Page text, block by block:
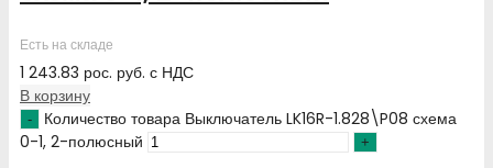
Есть на складе
1 243.83 рос. руб. с НДС
В корзину
Количество товара Выключатель LK16R-1.828\P08 схема
0-1, 2-полюсный